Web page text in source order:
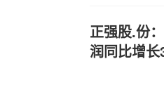
正强股.份
润同比增